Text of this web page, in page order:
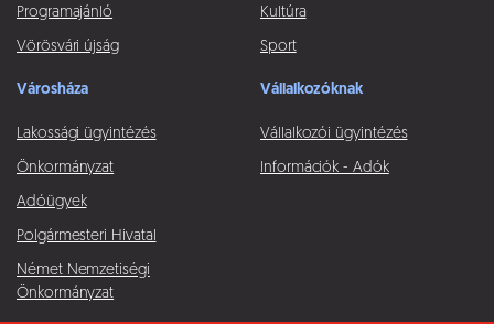
Programajánló
Vörösvári újság
Kultúra
Sport
Városháza
Lakossági ügyintézés
Önkormányzat
Adóügyek
Polgármesteri Hivatal
Német Nemzetiségi
Önkormányzat
Vállalkozóknak
Vállalkozói ügyintézés
Információk - Adók